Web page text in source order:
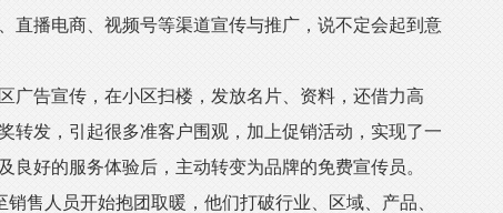
直播电商、视频号等渠道宣传与推广，说不定会起到意
告宣传，在小区扫楼，发放名片、资料，还借力高
转发，引起很多准客户围观，加上促销活动，实现了一
良好的服务体验后，主动转变为品牌的免费宣传员。
售人员开始抱团取暖，他们打破行业、区域、产品、